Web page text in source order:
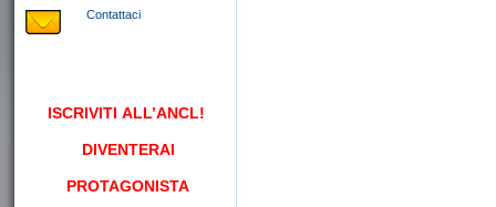
Contattaci
ISCRIVITI ALL’ANCL!
DIVENTERAI
PROTAGONISTA